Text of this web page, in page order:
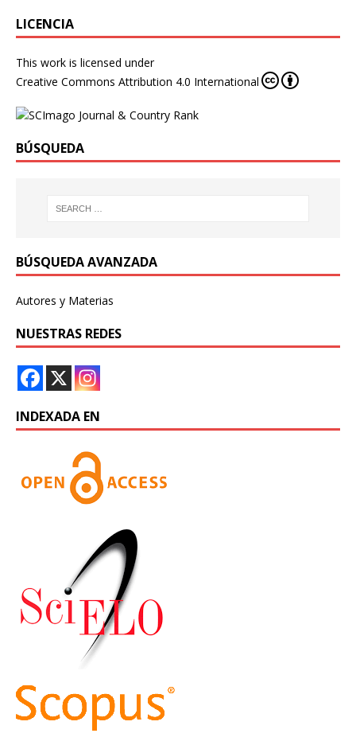
LICENCIA
This work is licensed under
Creative Commons Attribution 4.0 International
BÚSQUEDA
BÚSQUEDA AVANZADA
Autores y Materias
NUESTRAS REDES
INDEXADA EN